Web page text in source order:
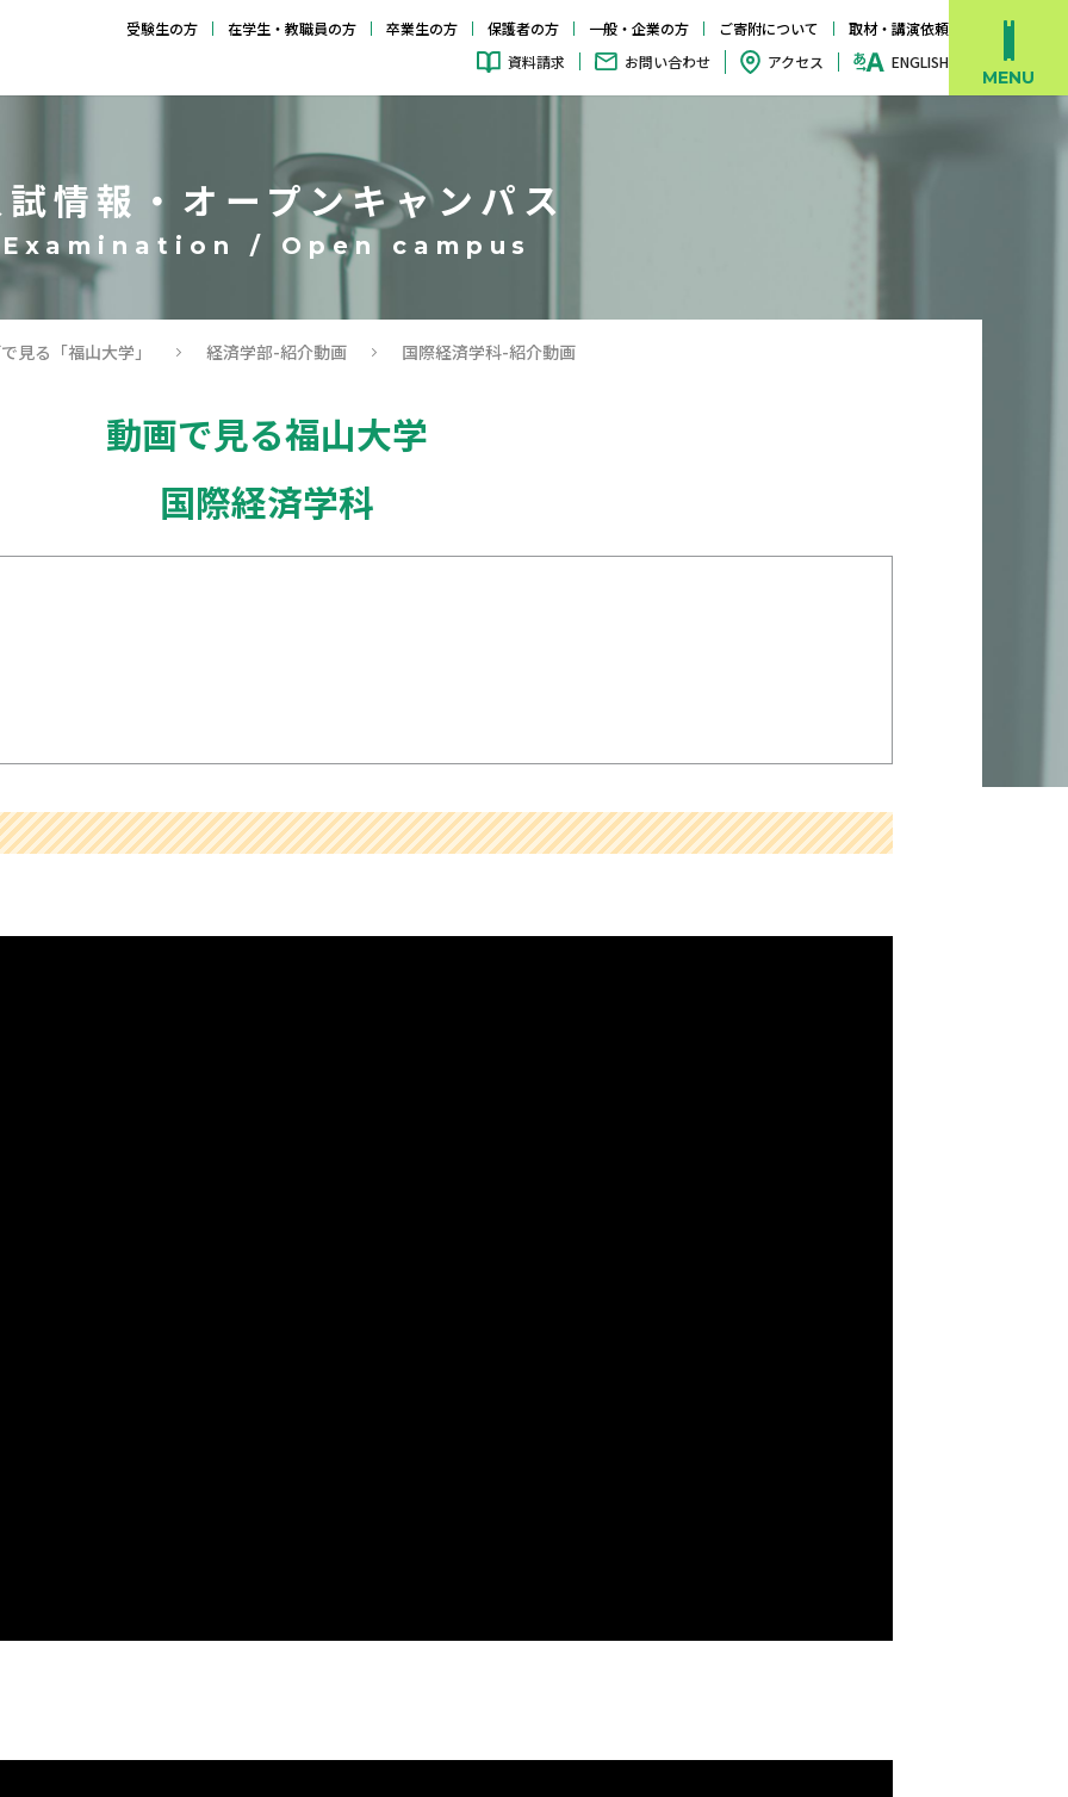
受験生の方 在学生・教職員の方 卒業生の方 保護者の方 一般・企業の方 ご寄附について
取材・講演依頼
資料請求
お問い合わせ アクセス ENGLISH
情報・オープンキャンパス
見る「福山大学」 経済学部-紹介動画 国際経済学科-紹介動画
動画で見る福山大学
国際経済学科